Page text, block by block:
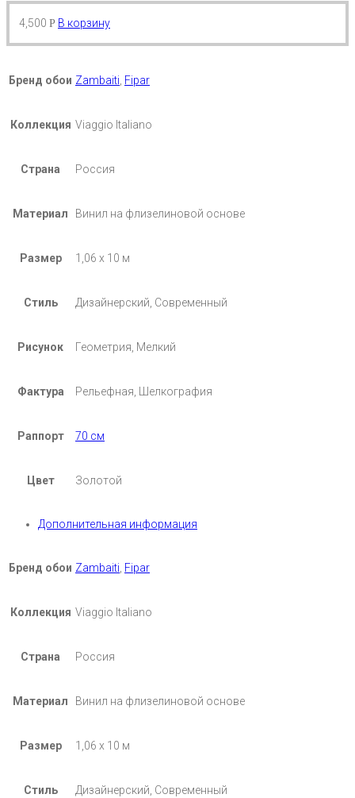
4,500 Р В корзину
Бренд обои Zambaiti Fipar
Коллекция Viaggio Italiano
Страна Россия
Материал Винил на флизелиновой основе
Размер 1,06 х 10 м
Стиль Дизайнерский, Современный
Рисунок Геометрия, Мелкий
Фактура Рельефная, Шелкография
Раппорт 70 см
Цвет Золотой
Дополнительная информация
Бренд обои Zambaiti Fipar
Коллекция Viaggio Italiano
Страна Россия
Материал Винил на флизелиновой основе
Размер 1,06 х 10 м
Стиль Дизайнерский, Современный